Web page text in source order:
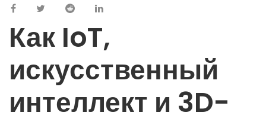
Как IoT,
искусственный
интеллект и 3D-